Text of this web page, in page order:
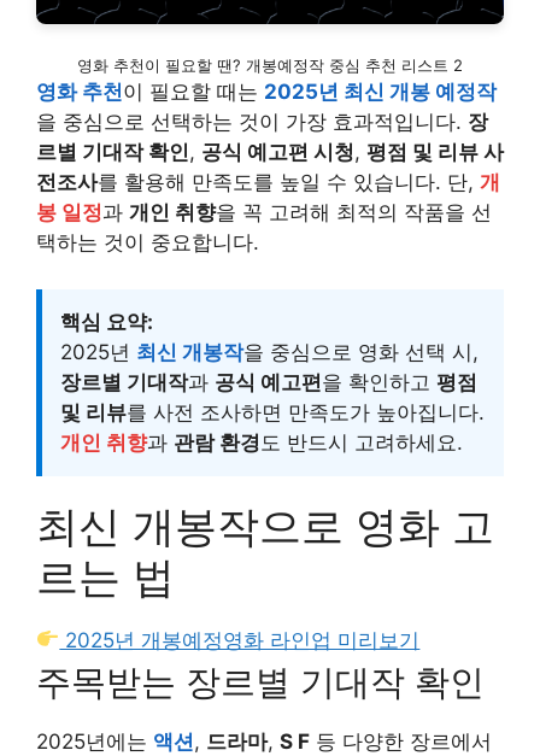
영화 추천이 필요할 땐? 개봉예정작 중심 추천 리스트 2
영화 추천이 필요할 때는 2025년 최신 개봉 예정작
을 중심으로 선택하는 것이 가장 효과적입니다. 장
르별 기대작 확인, 공식 예고편 시청, 평점 및 리뷰 사
전조사를 활용해 만족도를 높일 수 있습니다. 단, 개
봉 일정과 개인 취향을 꼭 고려해 최적의 작품을 선
택하는 것이 중요합니다.
핵심 요약:
2025년 최신 개봉작을 중심으로 영화 선택 시,
장르별 기대작과 공식 예고편을 확인하고 평점
및 리뷰를 사전 조사하면 만족도가 높아집니다.
개인 취향과 관람 환경 도 반드시 고려하세요.
최신 개봉작으로 영화 고
르는 법
2025년 개봉예정영화 라인업 미리보기
주목받는 장르별 기대작 확인
2025년에는 액션, 드라마, S F 등 다양한 장르에서